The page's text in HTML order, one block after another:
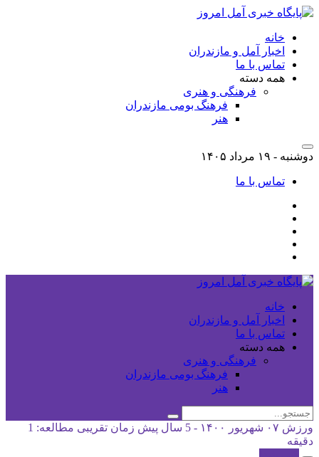
خانه
اخبار آمل و مازندران
تماس با ما
همه دسته
فرهنگی و هنری
فرهنگ بومی مازندران
هنر
دوشنبه - ۱۹ مرداد ۱۴۰۵
تماس با ما
خانه
اخبار آمل و مازندران
تماس با ما
همه دسته
فرهنگی و هنری
فرهنگ بومی مازندران
هنر
ورزش ۰۷ شهریور ۱۴۰۰ - 5 سال پیش
زمان تقریبی مطالعه: 1
دقیقه